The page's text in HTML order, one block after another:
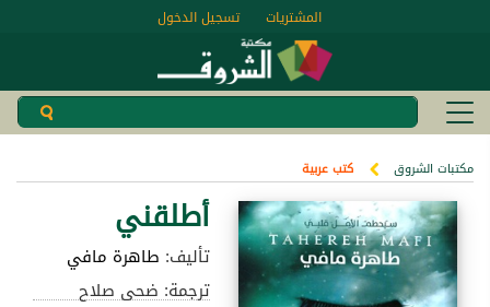
تسجيل الدخول المشتريات
مكتبات الشروق كتب عربية
أطلقني
تأليف: طاهرة مافي
ترجمة: ضحى صلاح